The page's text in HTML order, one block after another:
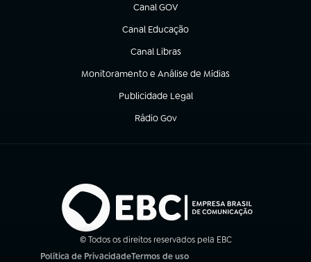
Canal GOV
(abre em nova aba)
Canal Educação
(abre em nova aba)
Canal Libras
(abre em nova aba)
Monitoramento e Análise de Mídias
(abre em nova aba)
Publicidade Legal
(abre em nova aba)
Rádio Gov
(abre em nova aba)
© Todos os direitos reservados pela EBC
Política de PrivacidadeTermos de uso